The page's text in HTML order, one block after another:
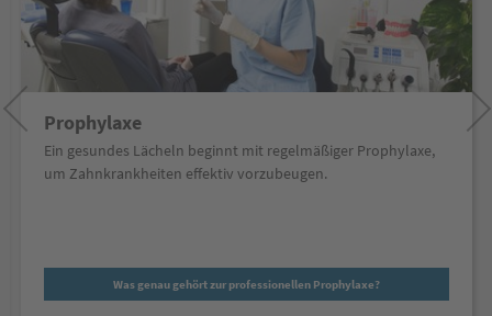
Prophylaxe
Ein gesundes Lächeln beginnt mit regelmäßiger Prophylaxe,
um Zahnkrankheiten effektiv vorzubeugen.
Was genau gehört zur professionellen Prophylaxe?